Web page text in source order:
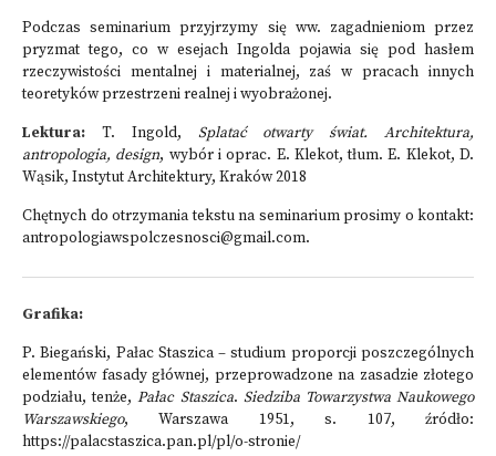
Podczas seminarium przyjrzymy się ww. zagadnieniom przez
pryzmat tego, co w esejach Ingolda pojawia się pod hasłem
rzeczywistości mentalnej i materialnej, zaś w pracach innych
teoretyków przestrzeni realnej i wyobrażonej.
Lektura: T. Ingold, Splatać otwarty świat. Architektura,
antropologia, design, wybór i oprac. E. Klekot, tłum. E. Klekot, D.
Wąsik, Instytut Architektury, Kraków 2018
Chętnych do otrzymania tekstu na seminarium prosimy o kontakt:
antropologiawspolczesnosci@gmail.com.
Grafika:
P. Biegański, Pałac Staszica – studium proporcji poszczególnych
elementów fasady głównej, przeprowadzone na zasadzie złotego
podziału, tenże,Pałac Staszica. Siedziba Towarzystwa Naukowego
Warszawskiego, Warszawa 1951, s. 107, źródło:
https://palacstaszica.pan.pl/pl/o-stronie/